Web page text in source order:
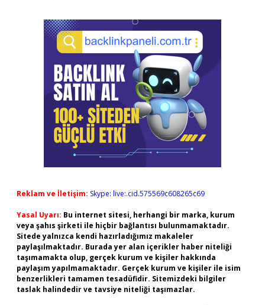
Reklam ve İletişim: Skype: live:.cid.575569c608265c69
Yasal Uyarı: Bu internet sitesi, herhangi bir marka, kurum
veya şahıs şirketi ile hiçbir bağlantısı bulunmamaktadır.
Sitede yalnızca kendi hazırladığımız makaleler
paylaşılmaktadır. Burada yer alan içerikler haber niteliği
taşımamakta olup, gerçek kurum ve kişiler hakkında
paylaşım yapılmamaktadır. Gerçek kurum ve kişiler ile isim
benzerlikleri tamamen tesadüfidir. Sitemizdeki bilgiler
taslak halindedir ve tavsiye niteliği taşımazlar.